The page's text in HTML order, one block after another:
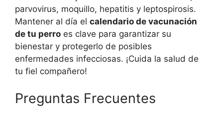
parvovirus, moquillo, hepatitis y leptospirosis.
Mantener al día el calendario de vacunación
de tu perro es clave para garantizar su
bienestar y protegerlo de posibles
enfermedades infecciosas. ¡Cuida la salud de
tu fiel compañero!
Preguntas Frecuentes